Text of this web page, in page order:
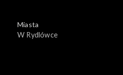
Miasta
W Rydlówce